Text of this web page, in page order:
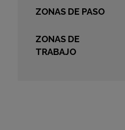
ZONAS DE PASO
ZONAS DE
TRABAJO